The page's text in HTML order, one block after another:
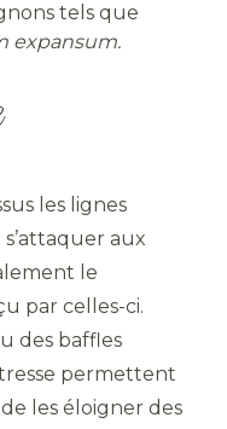
tels que
expansum.
les lignes
aux
le
par celles-ci.
des baffles
permettent
les éloigner des